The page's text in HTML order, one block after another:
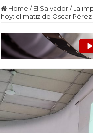
Home / El Salvador / La
hoy: el matiz de Oscar